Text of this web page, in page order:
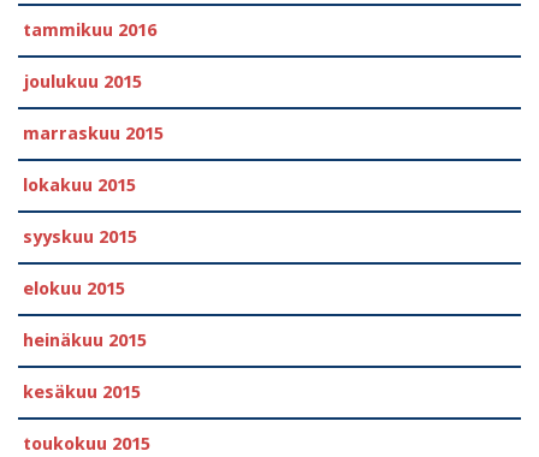
tammikuu 2016
joulukuu 2015
marraskuu 2015
lokakuu 2015
syyskuu 2015
elokuu 2015
heinäkuu 2015
kesäkuu 2015
toukokuu 2015